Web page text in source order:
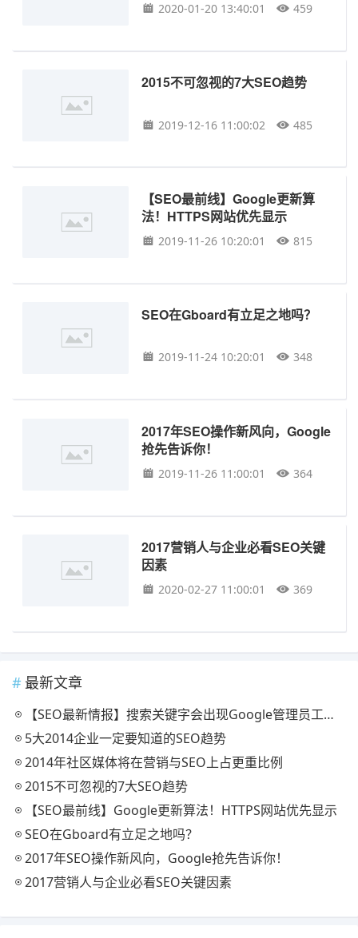
2020-01-20 13:40:01 459
2015不可忽视的7大SEO趋势
2019-12-16 11:00:02 485
【SEO最前线】Google更新算
法！HTTPS网站优先显示
2019-11-26 10:20:01 815
SEO在Gboard有立足之地吗？
2019-11-24 10:20:01 348
2017年SEO操作新风向，Google
抢先告诉你！
2019-11-26 11:00:01 364
2017营销人与企业必看SEO关键
因素
2020-02-27 11:00:01 369
最新文章
【SEO最新情报】搜索关键字会出现Google管理员工具结果
5大2014企业一定要知道的SEO趋势
2014年社区媒体将在营销与SEO上占更重比例
2015不可忽视的7大SEO趋势
【SEO最前线】Google更新算法！HTTPS网站优先显示
SEO在Gboard有立足之地吗？
2017年SEO操作新风向，Google抢先告诉你！
2017营销人与企业必看SEO关键因素